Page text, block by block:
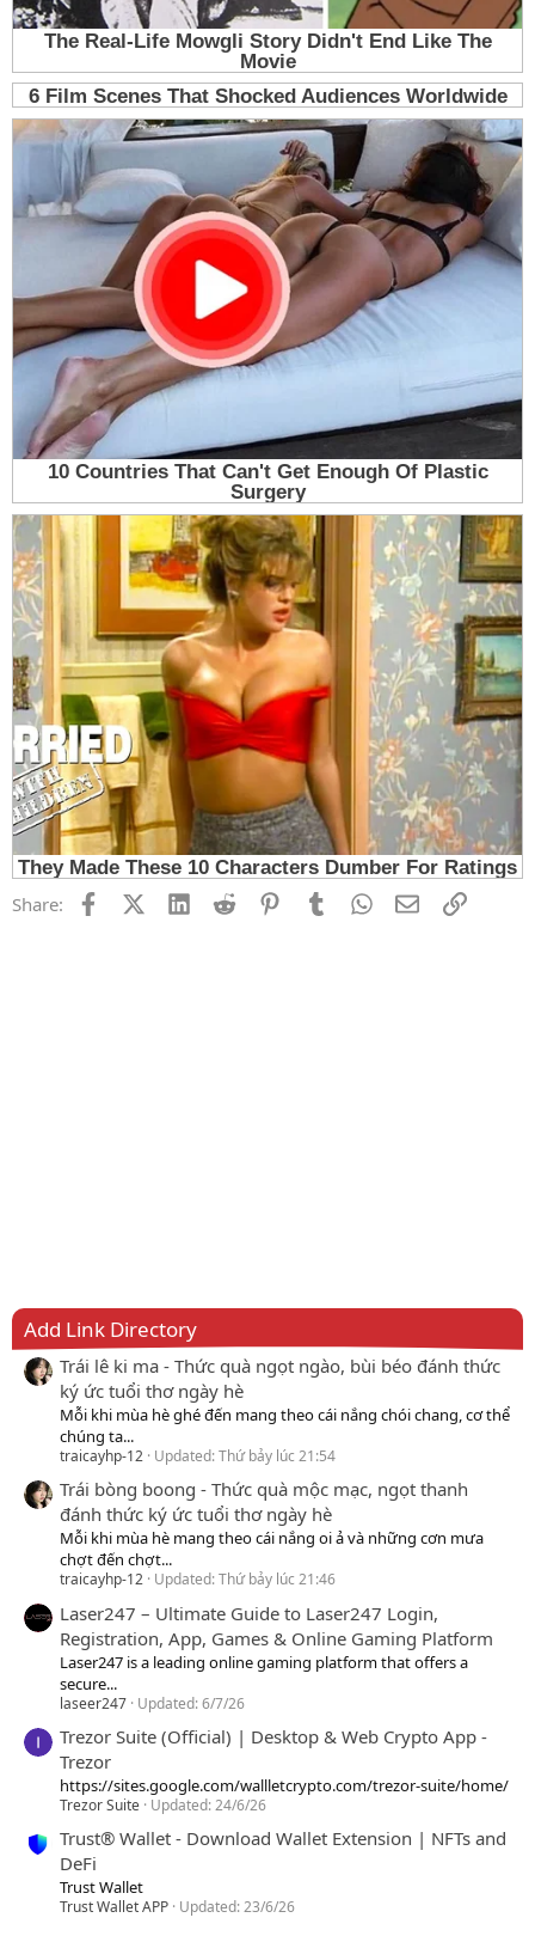
Share: FacebookX (Twitter)
LinkedInReddit PinterestTumblrWhatsApp
EmailLink
Add Link Directory
Trái lê ki ma - Thức quà ngọt ngào, bùi béo đánh thức
ký ức tuổi thơ ngày hè
Mỗi khi mùa hè ghé đến mang theo cái nắng chói chang, cơ thể
chúng ta...
traicayhp-12 Updated:Thứ bảy lúc 21:54
Trái bòng boong - Thức quà mộc mạc, ngọt thanh
đánh thức ký ức tuổi thơ ngày hè
Mỗi khi mùa hè mang theo cái nắng oi ả và những cơn mưa
chợt đến chợt...
traicayhp-12 Updated:Thứ bảy lúc 21:46
Laser247 – Ultimate Guide to Laser247 Login,
Registration, App, Games & Online Gaming Platform
Laser247 is a leading online gaming platform that offers a
secure...
laseer247 Updated:6/7/26
Trezor Suite (Official) | Desktop & Web Crypto App -
Trezor
https://sites.google.com/wallletcrypto.com/trezor-suite/home/
Trezor Suite Updated:24/6/26
Trust® Wallet - Download Wallet Extension | NFTs and
DeFi
Trust Wallet
Trust Wallet APP Updated:23/6/26